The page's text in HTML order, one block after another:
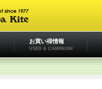
お買い得情報
USED & CAMPAIGN